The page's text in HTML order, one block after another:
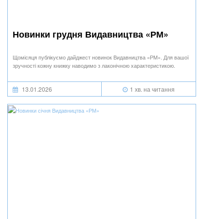
Новинки грудня Видавництва «РМ»
Щомісяця публікуємо дайджест новинок Видавництва «РМ». Для вашої
зручності кожну книжку наводимо з лаконічною характеристикою.
13.01.2026 1 хв. на читання